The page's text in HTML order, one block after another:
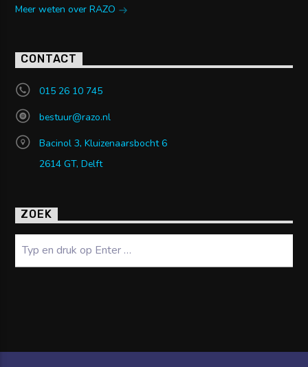
Meer weten over RAZO
CONTACT
015 26 10 745
bestuur@razo.nl
Bacinol 3, Kluizenaarsbocht 6
2614 GT, Delft
ZOEK